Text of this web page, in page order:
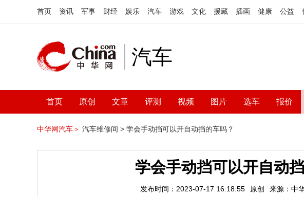
首页 资讯 军事 财经 娱乐 汽车 游戏 文化 援藏 插画 健康 公益
汽车
首页 原创 文章 评测 视频 图片 选车 报价
中华网汽车＞ 汽车维修间 > 学会手动挡可以开自动挡的车吗？
学会手动挡可以开自动
发布时间：2023-07-17 16:18:55 原创 来源：中